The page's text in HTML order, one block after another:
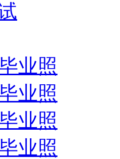
业照
业照
业照
业照